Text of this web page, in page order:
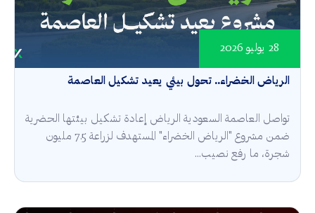
الرياض الخضراء.. تحول بيئي يعيد تشكيل العاصمة
28 يوليو 2026
تواصل العاصمة السعودية الرياض إعادة تشكيل بيئتها الحضرية
ضمن مشروع "الرياض الخضراء" المستهدف لزراعة 7.5 مليون
شجرة، ما رفع نصيب...